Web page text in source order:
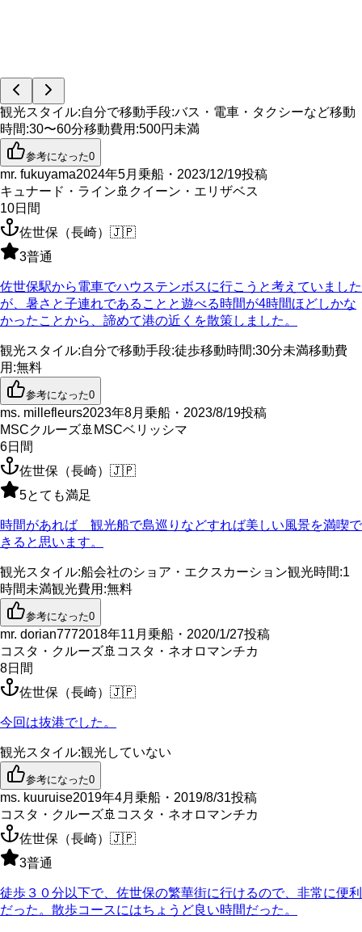
観光スタイル:自分で移動手段:バス・電車・タクシーなど移動
時間:30〜60分移動費用 :500円未満
参考になった0
mr. fukuyama2024年5月乗船・2023/12/19投稿
キュナード・ライン 🚢 クイーン・エリザベス
10日間
佐世保（長崎） 🇯🇵
3普通
佐世保駅から電車でハウステンボスに行こうと考えていました
が、暑さと子連れであることと遊べる時間が4時間ほどしかな
かったことから、諦めて港の近くを散策しました。
観光スタイル:自分で移動手段:徒歩移動時間:30分未満移動費
用 :無料
参考になった0
ms. millefleurs2023年8月乗船・2023/8/19投稿
MSCクルーズ🚢 MSCベリッシマ
6日間
佐世保（長崎） 🇯🇵
5とても満足
時間があれば 観光船で島巡りなどすれば美しい風景を満喫で
きると思います。
観光スタイル:船会社のショア・エクスカーション観光時間:1
時間未満観光費用 :無料
参考になった0
mr. dorian7772018年11月乗船・2020/1/27投稿
コスタ・クルーズ🚢 コスタ・ネオロマンチカ
8日間
佐世保（長崎） 🇯🇵
今回は抜港でした。
観光スタイル:観光していない
参考になった0
ms. kuuruise2019年4月乗船・2019/8/31投稿
コスタ・クルーズ🚢 コスタ・ネオロマンチカ
佐世保（長崎） 🇯🇵
3普通
徒歩３０分以下で、佐世保の繁華街に行けるので、非常に便利
だった。散歩コースにはちょうど良い時間だった。